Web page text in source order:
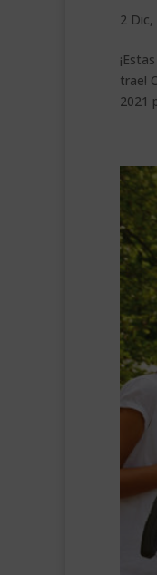
2 Dic,
trae!
2021